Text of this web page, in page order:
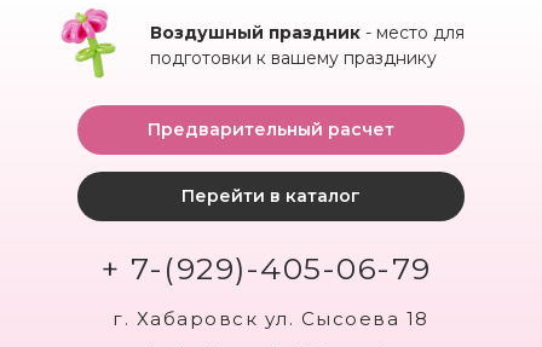
Воздушный праздник - место для
подготовки к вашему празднику
Перейти в каталог
Предварительный расчет
+ 7-(929)-405-06-79
г. Хабаровск ул. Сысоева 18